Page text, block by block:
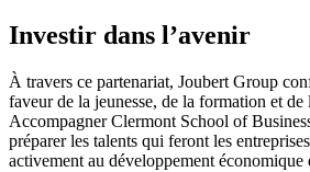
Investir dans l’avenir
À travers ce partenariat, Joubert Group
faveur de la jeunesse, de la formation et de
Accompagner Clermont School of
préparer les talents qui feront les
activement au développement économique